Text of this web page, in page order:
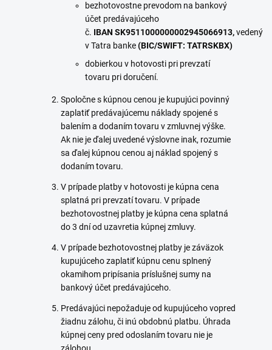
bezhotovostne prevodom na bankový
účet predávajúceho
č. IBAN SK9511000000002945066913,vedený
v Tatra banke(BIC/SWIFT: TATRSKBX)
dobierkou v hotovosti pri prevzatí
tovaru pri doručení.
Spoločne s kúpnou cenou je kupujúci povinný
zaplatiť predávajúcemu náklady spojené s
balením a dodaním tovaru v zmluvnej výške.
Ak nie je ďalej uvedené výslovne inak, rozumie
sa ďalej kúpnou cenou aj náklad spojený s
dodaním tovaru.
V prípade platby v hotovosti je kúpna cena
splatná pri prevzatí tovaru. V prípade
bezhotovostnej platby je kúpna cena splatná
do 3 dní od uzavretia kúpnej zmluvy.
V prípade bezhotovostnej platby je záväzok
kupujúceho zaplatiť kúpnu cenu splnený
okamihom pripísania príslušnej sumy na
bankový účet predávajúceho.
Predávajúci nepožaduje od kupujúceho vopred
žiadnu zálohu, či inú obdobnú platbu. Úhrada
kúpnej ceny pred odoslaním tovaru nie je